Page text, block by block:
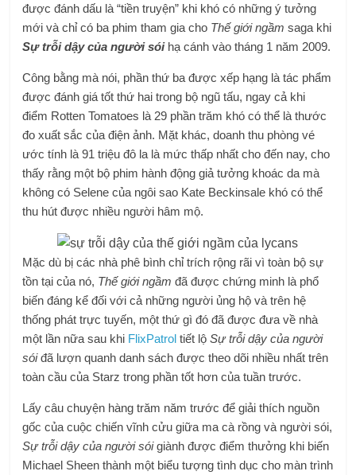
được đánh dấu là “tiền truyện” khi khó có những ý tưởng
mới và chỉ có ba phim tham gia cho Thế giới ngầmsaga khi
Sự trỗi dậy của người sói hạ cánh vào tháng 1 năm 2009.
Công bằng mà nói, phần thứ ba được xếp hạng là tác phẩm
được đánh giá tốt thứ hai trong bộ ngũ tấu, ngay cả khi
điểm Rotten Tomatoes là 29 phần trăm khó có thể là thước
đo xuất sắc của điện ảnh. Mặt khác, doanh thu phòng vé
ước tính là 91 triệu đô la là mức thấp nhất cho đến nay, cho
thấy rằng một bộ phim hành động giả tưởng khoác da mà
không có Selene của ngôi sao Kate Beckinsale khó có thể
thu hút được nhiều người hâm mộ.
Mặc dù bị các nhà phê bình chỉ trích rộng rãi vì toàn bộ sự
tồn tại của nó, Thế giới ngầmđã được chứng minh là phổ
biến đáng kể đối với cả những người ủng hộ và trên hệ
thống phát trực tuyến, một thứ gì đó đã được đưa về nhà
một lần nữa sau khi FlixPatroltiết lộSự trỗi dậy của người
sóiđã lượn quanh danh sách được theo dõi nhiều nhất trên
toàn cầu của Starz trong phần tốt hơn của tuần trước.
Lấy câu chuyện hàng trăm năm trước để giải thích nguồn
gốc của cuộc chiến vĩnh cửu giữa ma cà rồng và người sói,
Sự trỗi dậy của người sóigiành được điểm thưởng khi biến
Michael Sheen thành một biểu tượng tình dục cho màn trình